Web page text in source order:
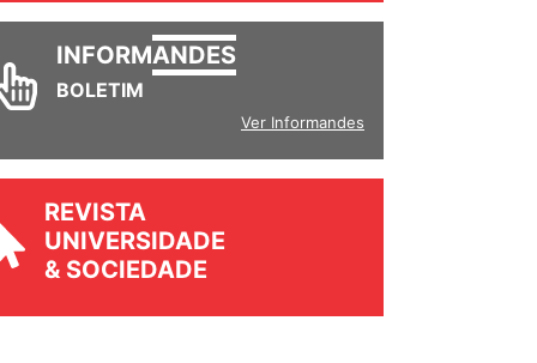
INFORMANDES
BOLETIM
Ver Informandes
REVISTA
UNIVERSIDADE
& SOCIEDADE